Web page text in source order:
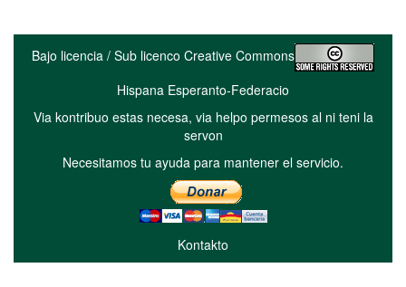
Bajo licencia / Sub licenco Creative Commons
Hispana Esperanto-Federacio
Via kontribuo estas necesa, via helpo permesos al ni teni la
servon
Necesitamos tu ayuda para mantener el servicio.
Kontakto